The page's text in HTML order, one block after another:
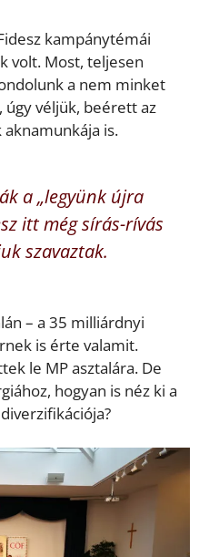
kampánytémái
volt. Most, teljesen
a nem minket
véljük, beérett az
is.
a „legyünk újra
itt még sírás-rívás
szavaztak.
– a 35 milliárdnyi
is érte valamit.
le MP asztalára. De
hogyan is néz ki a